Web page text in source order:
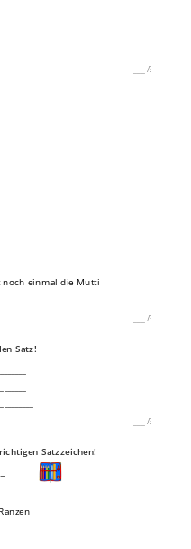
/3P
noch einmal die Mutti
/3P
Satz!
/3P
Satzzeichen!
___
___